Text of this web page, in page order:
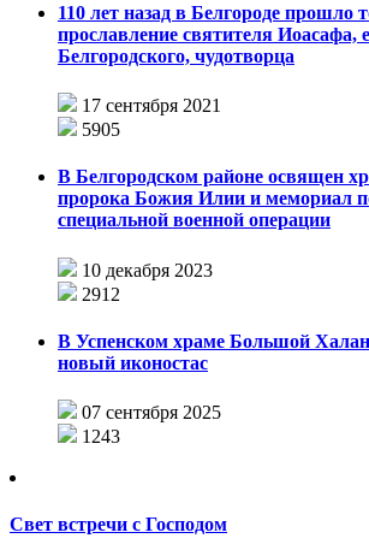
110 лет назад в Белгороде прошло
прославление святителя Иоасафа,
Белгородского, чудотворца
17 сентября 2021
5905
В Белгородском районе освящен
пророка Божия Илии и мемориал
специальной военной операции
10 декабря 2023
2912
В Успенском храме Большой
новый иконостас
07 сентября 2025
1243
Свет встречи с Господом